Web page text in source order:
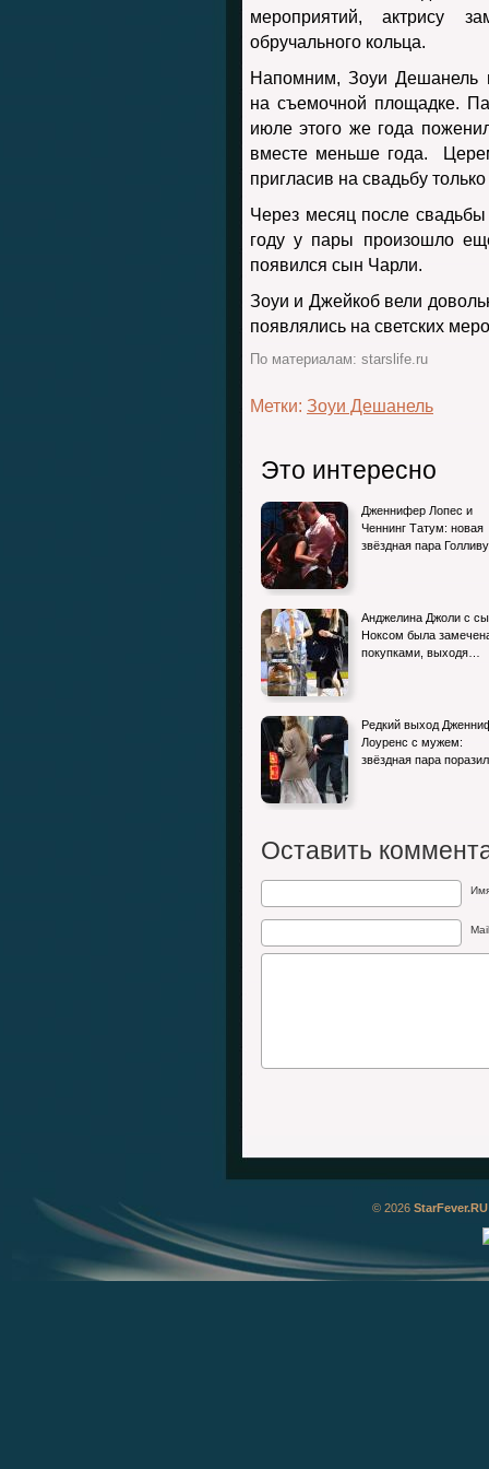
мероприятий, актрису
обручального кольца.
Напомним, Зоуи Дешанель
на съемочной площадке.
июле этого же года
вместе меньше года.
пригласив на свадьбу
Через месяц после
году у пары произошло
появился сын Чарли.
Зоуи и Джейкоб вели
появлялись на светских
По материалам: starslife.ru
Метки: Зоуи Дешанель
Это интересно
Дженнифер Лопес и
Ченнинг Татум: новая
звёздная пара
Анджелина Джоли с
Ноксом была
покупками, выходя…
Редкий выход
Лоуренс с мужем:
звёздная пара
Оставить
© 2026 StarFever.RU